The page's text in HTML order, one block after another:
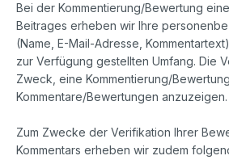
Bei der Kommentierung/Bewertung
Beitrages erheben wir Ihre
(Name, E-Mail-Adresse,
zur Verfügung gestellten Umfang. Die
Zweck, eine Kommentierung/
Kommentare/Bewertungen anzuzeigen.
Zum Zwecke der Verifikation Ihrer
Kommentars erheben wir zudem